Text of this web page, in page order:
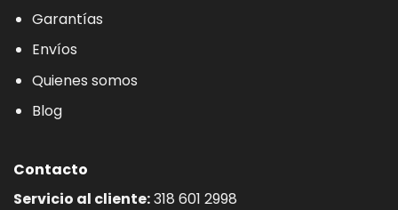
Garantías
Envíos
Quienes somos
Blog
Contacto
Servicio al cliente:318 601 2998